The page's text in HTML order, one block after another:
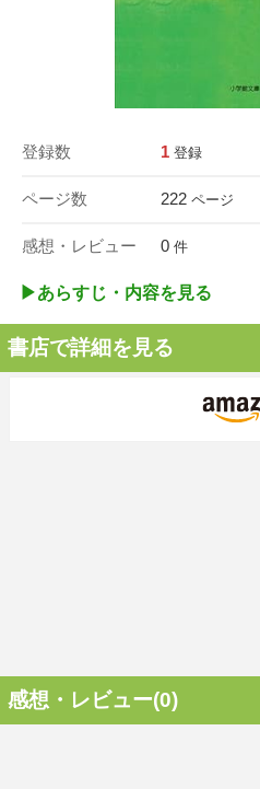
登録数 1 登録
ページ数 222 ページ
感想・レビュー 0 件
▶︎あらすじ・内容を見る
書店で詳細を見る
感想・レビュー(0)